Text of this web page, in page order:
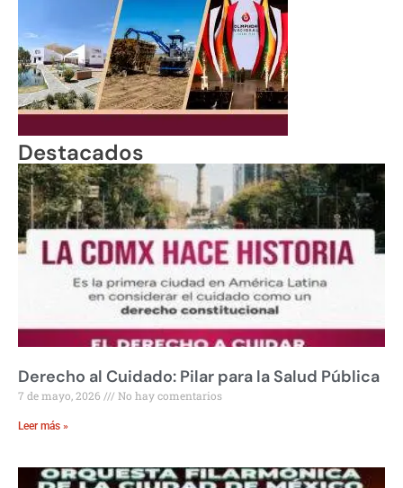
Destacados
Derecho al Cuidado: Pilar para la Salud Pública
7 de mayo, 2026 No hay comentarios
Leer más »